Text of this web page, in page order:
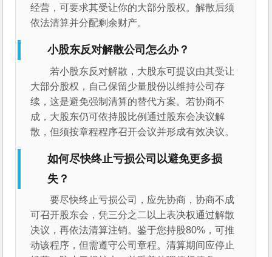
经营，可要求其受让你的大部分股权。解散后须
依法清算并分配剩余财产。
小股东反对解散公司怎么办？
若小股东反对解散，大股东可提议由其受让
大部分股权，自己保留少量股份以维持公司存
续，这是避免强制清算的替代方案。若协商不
成，大股东仍可依持股比例通过股东会决议解
散，但须按章程程序召开会议并形成有效决议。
如何尽快终止亏损公司以避免更多损
失？
要尽快终止亏损公司，应先协商，协商不成
可召开股东会，凭三分之二以上表决权通过解散
决议，再依法清算注销。鉴于您持股80%，可推
动该程序，但需遵守公司章程。清算期间应停止